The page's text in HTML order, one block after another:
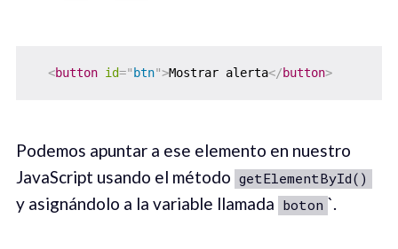
<button id="btn">Mostrar alerta</button>
Podemos apuntar a ese elemento en nuestro
JavaScript usando el método getElementById()
y asignándolo a la variable llamada boton `.